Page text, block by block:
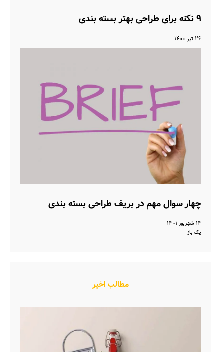
۹ نکته برای طراحی بهتر بسته بندی
۲۶ تیر ۱۴۰۰
چهار سوال مهم در بریف طراحی بسته بندی
۱۴ شهریور ۱۴۰۱
پک باز
مطالب اخیر